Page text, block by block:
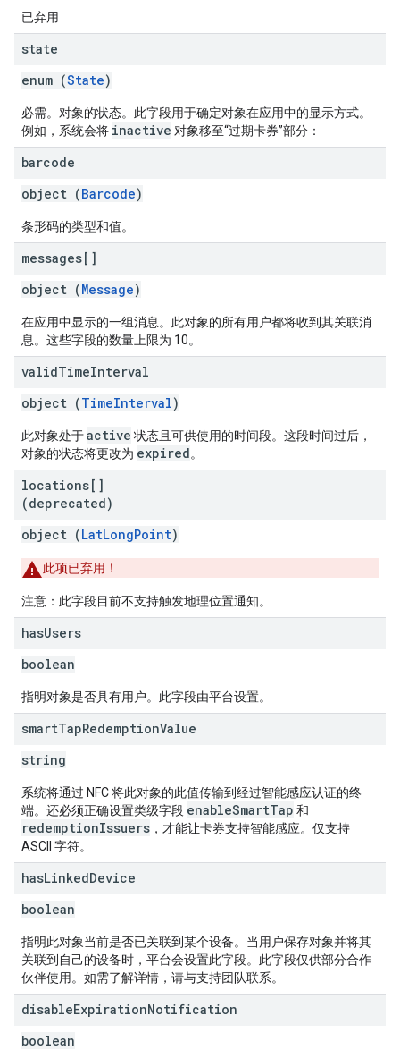
已弃用
state
enum (State)
必需。对象的状态。此字段用于确定对象在应用中的显示方式。
例如，系统会将 inactive 对象移至“过期卡券”部分：
barcode
object (Barcode)
条形码的类型和值。
messages[]
object (Message)
在应用中显示的一组消息。此对象的所有用户都将收到其关联消
息。这些字段的数量上限为 10。
validTimeInterval
object (TimeInterval)
此对象处于active 状态且可供使用的时间段。这段时间过后，
对象的状态将更改为 expired。
locations[]
(deprecated)
object (LatLongPoint)
此项已弃用！
注意：此字段目前不支持触发地理位置通知。
hasUsers
boolean
指明对象是否具有用户。此字段由平台设置。
smartTapRedemptionValue
string
系统将通过 NFC 将此对象的此值传输到经过智能感应认证的终
端。还必须正确设置类级字段 enableSmartTap 和
redemptionIssuers ，才能让卡券支持智能感应。仅支持
ASCII 字符。
hasLinkedDevice
boolean
指明此对象当前是否已关联到某个设备。当用户保存对象并将其
关联到自己的设备时，平台会设置此字段。此字段仅供部分合作
伙伴使用。如需了解详情，请与支持团队联系。
disableExpirationNotification
boolean